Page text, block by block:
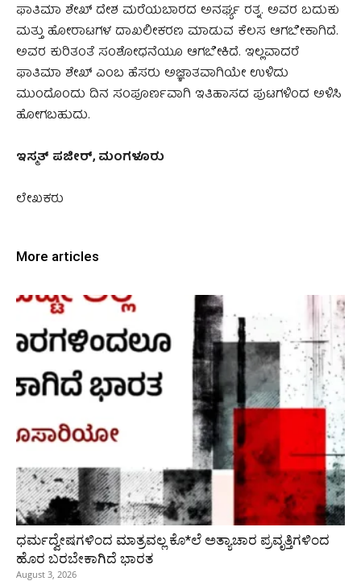
ಫಾತಿಮಾ ಶೇಖ್ ದೇಶ ಮರೆಯಬಾರದ ಅನರ್ಘ್ಯ ರತ್ನ. ಅವರ ಬದುಕು
ಮತ್ತು ಹೋರಾಟಗಳ ದಾಖಲೀಕರಣ ಮಾಡುವ ಕೆಲಸ ಆಗಬೇಕಾಗಿದೆ.
ಅವರ ಕುರಿತಂತೆ ಸಂಶೋಧನೆಯೂ ಆಗಬೇಕಿದೆ. ಇಲ್ಲವಾದರೆ
ಫಾತಿಮಾ ಶೇಖ್ ಎಂಬ ಹೆಸರು ಅಜ್ಞಾತವಾಗಿಯೇ ಉಳಿದು
ಮುಂದೊಂದು ದಿನ ಸಂಪೂರ್ಣವಾಗಿ ‌ಇತಿಹಾಸದ ಪುಟಗಳಿಂದ ಅಳಿಸಿ
ಹೋಗಬಹುದು.
ಇಸ್ಮತ್‌ ಪಜೀರ್‌, ಮಂಗಳೂರು
ಲೇಖಕರು
More articles
ಧರ್ಮದ್ವೇಷಗಳಿಂದ ಮಾತ್ರವಲ್ಲ ಕೊ*ಲೆ ಅತ್ಯಾಚಾರ ಪ್ರವೃತ್ತಿಗಳಿಂದ
ಹೊರ ಬರಬೇಕಾಗಿದೆ ಭಾರತ
August 3, 2026